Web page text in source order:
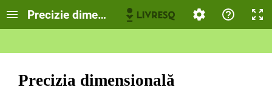
Precizie dimensională
Precizia dimensională